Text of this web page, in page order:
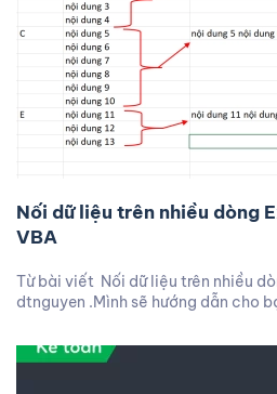
Nối dữ liệu trên nhiều dòng
VBA
Từ bài viết Nối dữ liệu trên nhiều
dtnguyen .Mình sẽ hướng dẫn cho